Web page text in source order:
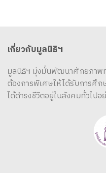
เกี่ยวกับมูลนิธิฯ
มูลนิธิฯ มุ่งมั่นพัฒนาศักยภาพ
ต้องการพิเศษให้ได้รับการศึ
ได้ดำรงชีวิตอยู่ในสังคมทั่วไป